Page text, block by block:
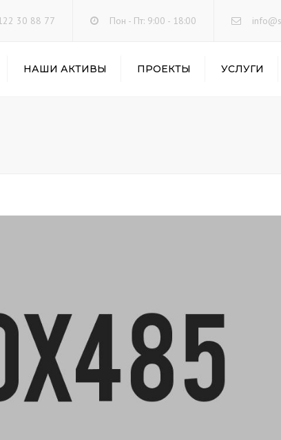
30 88 77 Пон - Пт: 9:00 - 18:00
НАШИ АКТИВЫ ПРОЕКТЫ УСЛУГИ
ОБРАБОТКА ГРУЗОВ